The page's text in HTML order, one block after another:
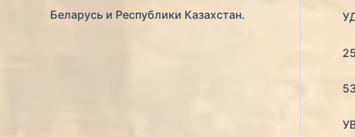
Беларусь и Республики Казахстан.